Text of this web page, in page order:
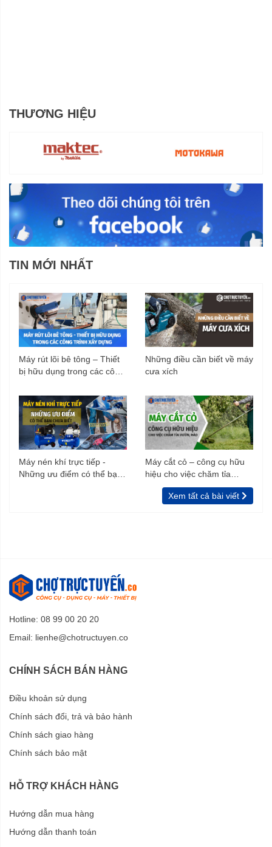
THƯƠNG HIỆU
TIN MỚI NHẤT
Máy rút lõi bê tông – Thiết
bị hữu dụng trong các công
Những điều cần biết về máy
cưa xích
Máy nén khí trực tiếp -
Những ưu điểm có thể bạn
Máy cắt cỏ – công cụ hữu
hiệu cho việc chăm tỉa
vườn, rào
Xem tất cả bài viết
Hotline: 08 99 00 20 20
Email: lienhe@chotructuyen.co
CHÍNH SÁCH BÁN HÀNG
Điều khoản sử dụng
Chính sách đổi, trả và bảo hành
Chính sách giao hàng
Chính sách bảo mật
HỖ TRỢ KHÁCH HÀNG
Hướng dẫn mua hàng
Hướng dẫn thanh toán